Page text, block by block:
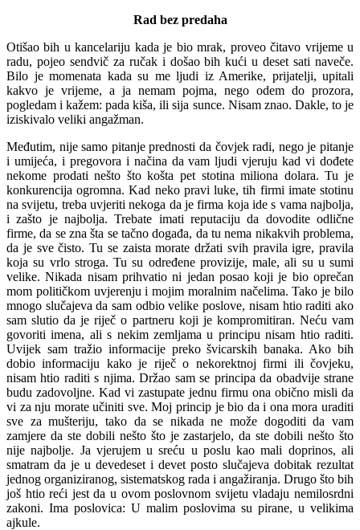
Rad bez predaha
Otišao bih u kancelariju kada je bio mrak, proveo čitavo vrijeme u
radu, pojeo sendvič za ručak i došao bih kući u deset sati naveče.
Bilo je momenata kada su me ljudi iz Amerike, prijatelji, upitali
kakvo je vrijeme, a ja nemam pojma, nego odem do prozora,
pogledam i kažem: pada kiša, ili sija sunce. Nisam znao. Dakle, to je
iziskivalo veliki angažman.
Međutim, nije samo pitanje prednosti da čovjek radi, nego je pitanje
i umijeća, i pregovora i načina da vam ljudi vjeruju kad vi dođete
nekome prodati nešto što košta pet stotina miliona dolara. Tu je
konkurencija ogromna. Kad neko pravi luke, tih firmi imate stotinu
na svijetu, treba uvjeriti nekoga da je firma koja ide s vama najbolja,
i zašto je najbolja. Trebate imati reputaciju da dovodite odlične
firme, da se zna šta se tačno događa, da tu nema nikakvih problema,
da je sve čisto. Tu se zaista morate držati svih pravila igre, pravila
koja su vrlo stroga. Tu su određene provizije, male, ali su u sumi
velike. Nikada nisam prihvatio ni jedan posao koji je bio oprečan
mom političkom uvjerenju i mojim moralnim načelima. Tako je bilo
mnogo slučajeva da sam odbio velike poslove, nisam htio raditi ako
sam slutio da je riječ o partneru koji je kompromitiran. Neću vam
govoriti imena, ali s nekim zemljama u principu nisam htio raditi.
Uvijek sam tražio informacije preko švicarskih banaka. Ako bih
dobio informaciju kako je riječ o nekorektnoj firmi ili čovjeku,
nisam htio raditi s njima. Držao sam se principa da obadvije strane
budu zadovoljne. Kad vi zastupate jednu firmu ona obično misli da
vi za nju morate učiniti sve. Moj princip je bio da i ona mora uraditi
sve za mušteriju, tako da se nikada ne može dogoditi da vam
zamjere da ste dobili nešto što je zastarjelo, da ste dobili nešto što
nije najbolje. Ja vjerujem u sreću u poslu kao mali doprinos, ali
smatram da je u devedeset i devet posto slučajeva dobitak rezultat
jednog organiziranog, sistematskog rada i angažiranja. Drugo što bih
još htio reći jest da u ovom poslovnom svijetu vladaju nemilosrdni
zakoni. Ima poslovica: U malim poslovima su pirane, u velikima
ajkule.